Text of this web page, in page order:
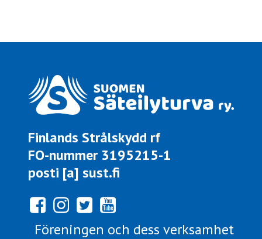
Finlands Strålskydd rf
FO-nummer 3195215-1
posti [a] sust.fi
Föreningen och dess verksamhet